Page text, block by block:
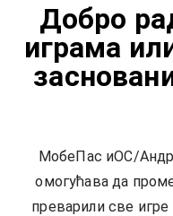
Добро
играма
МобеПас иОС/
омогућава да
преварили све игре